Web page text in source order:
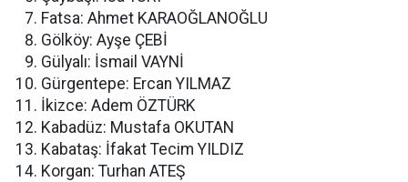
Fatsa: Ahmet KARAOĞLANOĞLU
Gölköy: Ayşe ÇEBİ
Gülyalı: İsmail VAYNİ
Gürgentepe: Ercan YILMAZ
İkizce: Adem ÖZTÜRK
Kabadüz: Mustafa OKUTAN
Kabataş: İfakat Tecim YILDIZ
Korgan: Turhan ATEŞ